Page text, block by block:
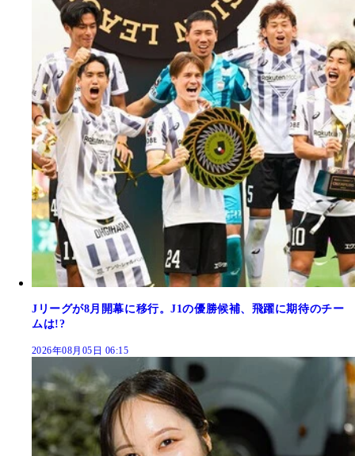
Jリーグが8月開幕に移行。J1の優勝候補、飛躍に期待のチー
ムは!?
2026年08月05日 06:15